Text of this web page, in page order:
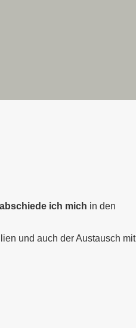
ich mich in den
und auch der Austausch mit